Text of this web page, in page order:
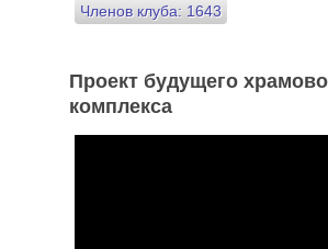
Членов клуба: 1643
Проект будущего
комплекса